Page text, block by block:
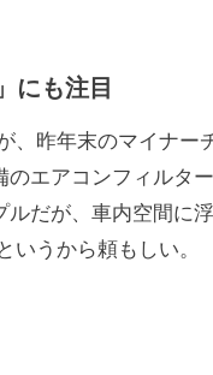
にも注目
昨年末のマイナー
エアコンフィルタ
だが、車内空間に
うから頼もしい。